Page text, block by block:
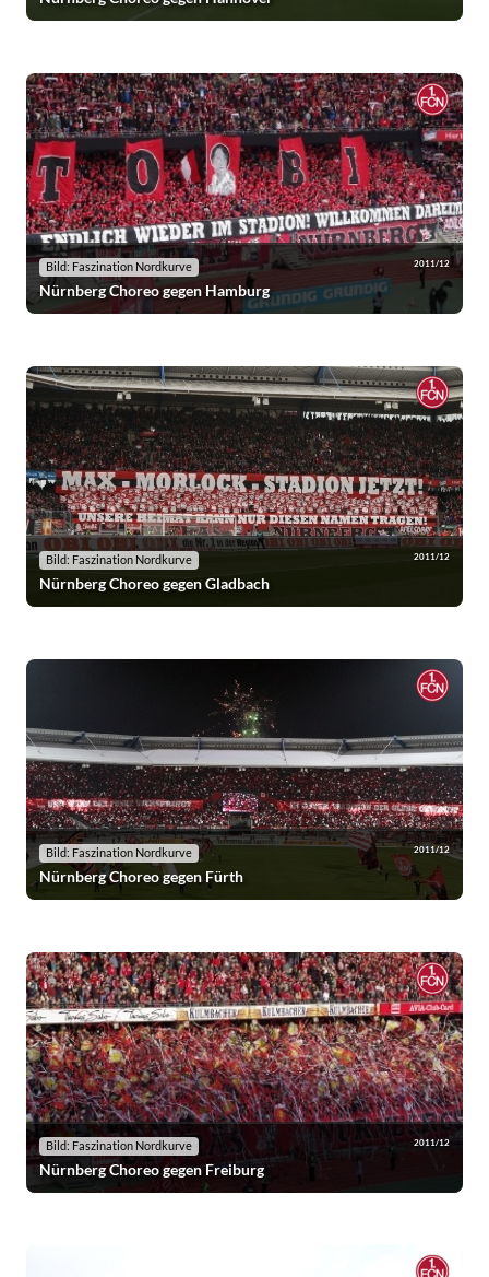
Bild: Faszination Nordkurve 2011/12
Nürnberg Choreo gegen Hamburg
Bild: Faszination Nordkurve 2011/12
Nürnberg Choreo gegen Gladbach
Bild: Faszination Nordkurve 2011/12
Nürnberg Choreo gegen Fürth
Bild: Faszination Nordkurve 2011/12
Nürnberg Choreo gegen Freiburg